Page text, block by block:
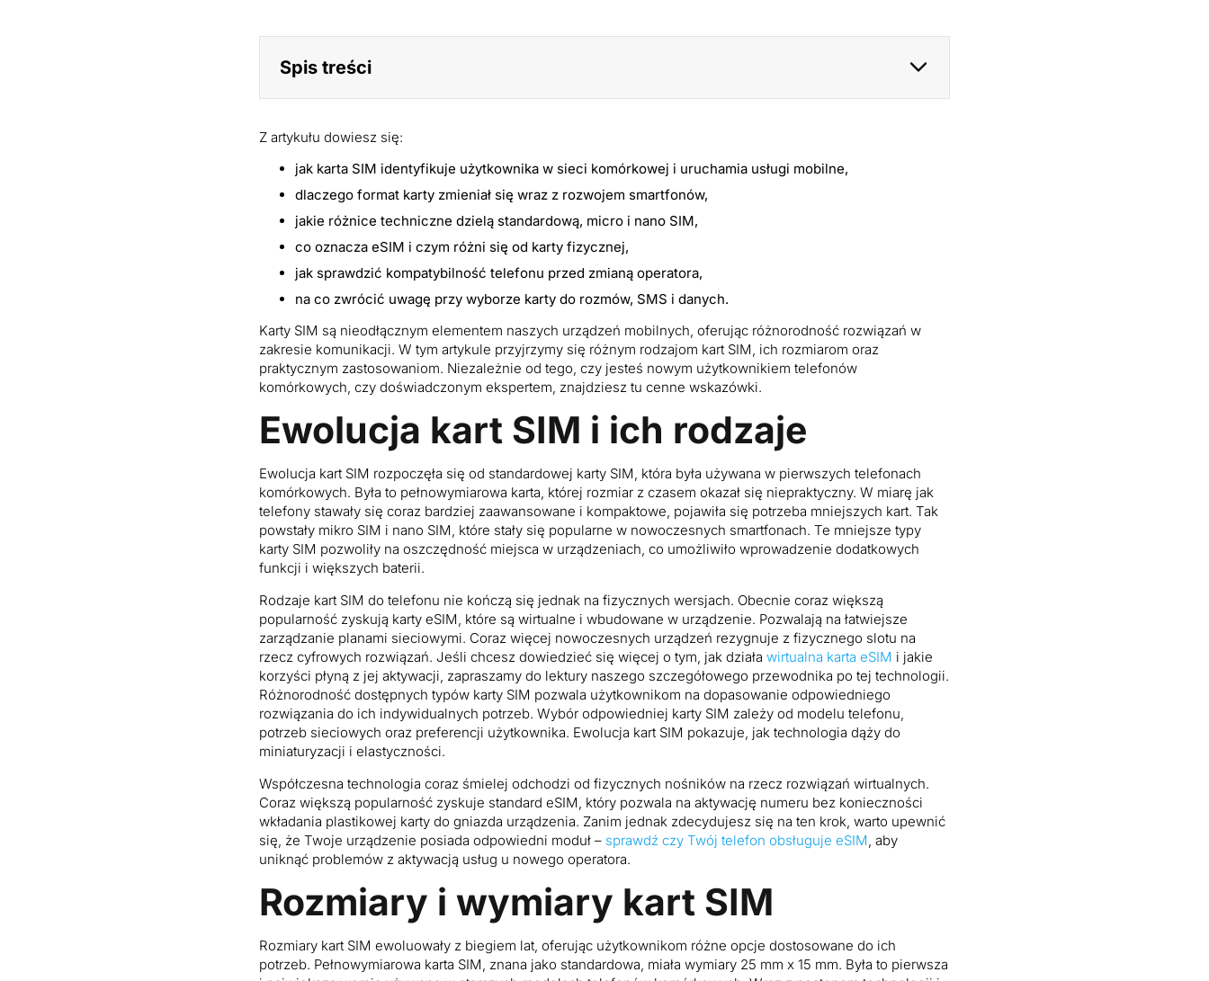
Spis treści
Z artykułu dowiesz się:
jak karta SIM identyfikuje użytkownika w sieci komórkowej i uruchamia usługi mobilne,
dlaczego format karty zmieniał się wraz z rozwojem smartfonów,
jakie różnice techniczne dzielą standardową, micro i nano SIM,
co oznacza eSIM i czym różni się od karty fizycznej,
jak sprawdzić kompatybilność telefonu przed zmianą operatora,
na co zwrócić uwagę przy wyborze karty do rozmów, SMS i danych.
Karty SIM są nieodłącznym elementem naszych urządzeń mobilnych, oferując różnorodność rozwiązań w
zakresie komunikacji. W tym artykule przyjrzymy się różnym rodzajom kart SIM, ich rozmiarom oraz
praktycznym zastosowaniom. Niezależnie od tego, czy jesteś nowym użytkownikiem telefonów
komórkowych, czy doświadczonym ekspertem, znajdziesz tu cenne wskazówki.
Ewolucja kart SIM i ich rodzaje
Ewolucja kart SIM rozpoczęła się od standardowej karty SIM, która była używana w pierwszych telefonach
komórkowych. Była to pełnowymiarowa karta, której rozmiar z czasem okazał się niepraktyczny. W miarę jak
telefony stawały się coraz bardziej zaawansowane i kompaktowe, pojawiła się potrzeba mniejszych kart. Tak
powstały mikro SIM i nano SIM, które stały się popularne w nowoczesnych smartfonach. Te mniejsze typy
karty SIM pozwoliły na oszczędność miejsca w urządzeniach, co umożliwiło wprowadzenie dodatkowych
funkcji i większych baterii.
Rodzaje kart SIM do telefonu nie kończą się jednak na fizycznych wersjach. Obecnie coraz większą
popularność zyskują karty eSIM, które są wirtualne i wbudowane w urządzenie. Pozwalają na łatwiejsze
zarządzanie planami sieciowymi. Coraz więcej nowoczesnych urządzeń rezygnuje z fizycznego slotu na
rzecz cyfrowych rozwiązań. Jeśli chcesz dowiedzieć się więcej o tym, jak działa wirtualna karta eSIM i jakie
korzyści płyną z jej aktywacji, zapraszamy do lektury naszego szczegółowego przewodnika po tej technologii.
Różnorodność dostępnych typów karty SIM pozwala użytkownikom na dopasowanie odpowiedniego
rozwiązania do ich indywidualnych potrzeb. Wybór odpowiedniej karty SIM zależy od modelu telefonu,
potrzeb sieciowych oraz preferencji użytkownika. Ewolucja kart SIM pokazuje, jak technologia dąży do
miniaturyzacji i elastyczności.
Współczesna technologia coraz śmielej odchodzi od fizycznych nośników na rzecz rozwiązań wirtualnych.
Coraz większą popularność zyskuje standard eSIM, który pozwala na aktywację numeru bez konieczności
wkładania plastikowej karty do gniazda urządzenia. Zanim jednak zdecydujesz się na ten krok, warto upewnić
się, że Twoje urządzenie posiada odpowiedni moduł – sprawdź czy Twój telefon obsługuje eSIM , aby
uniknąć problemów z aktywacją usług u nowego operatora.
Rozmiary i wymiary kart SIM
Rozmiary kart SIM ewoluowały z biegiem lat, oferując użytkownikom różne opcje dostosowane do ich
potrzeb. Pełnowymiarowa karta SIM, znana jako standardowa, miała wymiary 25 mm x 15 mm. Była to pierwsza